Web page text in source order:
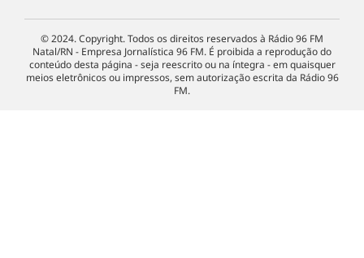
© 2024. Copyright. Todos os direitos reservados à Rádio 96 FM
Natal/RN - Empresa Jornalística 96 FM. É proibida a reprodução do
conteúdo desta página - seja reescrito ou na íntegra - em quaisquer
meios eletrônicos ou impressos, sem autorização escrita da Rádio 96
FM.